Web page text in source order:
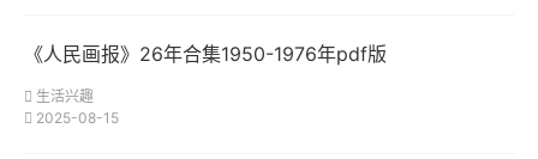
《人民画报》26年合集1950-1976年pdf版
生活兴趣
2025-08-15